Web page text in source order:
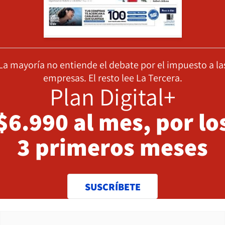
mayoría no entiende el debate por el impuesto a
empresas. El resto lee La Tercera.
Plan Digital+
al mes, por
3 primeros meses
SUSCRÍBETE